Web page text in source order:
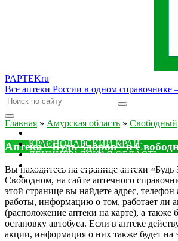
PAPTEKru
Все аптеки России в одном справочнике
КРАСНОДАРСКИЙ КРАЙ
ЛЕНИНГРАДСКАЯ ОБЛАСТЬ
ДРУГИЕ
Главная » Амурская область » Свободный
Аптека "Будь Здоров" в
Вы находитесь на странице аптеки «Будь
Свободном, на сайте аптечного
этой странице вы найдете адрес, телефон
работы, информацию о том, работает ли
(расположение аптеки на карте), а
остановку автобуса. Если в аптеке
акции, информация о них также будет на